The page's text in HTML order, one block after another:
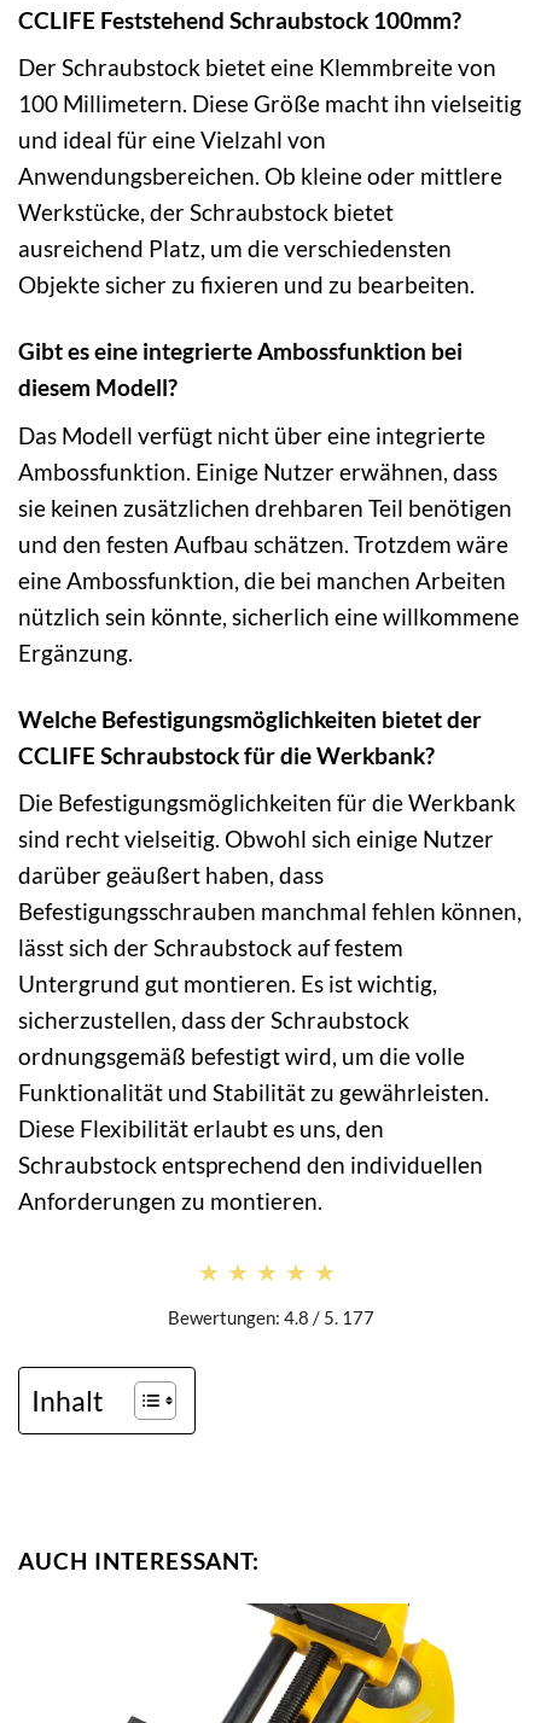
CCLIFE Feststehend Schraubstock 100mm?
Der Schraubstock bietet eine Klemmbreite von
100 Millimetern. Diese Größe macht ihn vielseitig
und ideal für eine Vielzahl von
Anwendungsbereichen. Ob kleine oder mittlere
Werkstücke, der Schraubstock bietet
ausreichend Platz, um die verschiedensten
Objekte sicher zu fixieren und zu bearbeiten.
Gibt es eine integrierte Ambossfunktion bei
diesem Modell?
Das Modell verfügt nicht über eine integrierte
Ambossfunktion. Einige Nutzer erwähnen, dass
sie keinen zusätzlichen drehbaren Teil benötigen
und den festen Aufbau schätzen. Trotzdem wäre
eine Ambossfunktion, die bei manchen Arbeiten
nützlich sein könnte, sicherlich eine willkommene
Ergänzung.
Welche Befestigungsmöglichkeiten bietet der
CCLIFE Schraubstock für die Werkbank?
Die Befestigungsmöglichkeiten für die Werkbank
sind recht vielseitig. Obwohl sich einige Nutzer
darüber geäußert haben, dass
Befestigungsschrauben manchmal fehlen können,
lässt sich der Schraubstock auf festem
Untergrund gut montieren. Es ist wichtig,
sicherzustellen, dass der Schraubstock
ordnungsgemäß befestigt wird, um die volle
Funktionalität und Stabilität zu gewährleisten.
Diese Flexibilität erlaubt es uns, den
Schraubstock entsprechend den individuellen
Anforderungen zu montieren.
★★★★★
★★★★★
Bewertungen: 4.8 / 5. 177
Inhalt
AUCH INTERESSANT: